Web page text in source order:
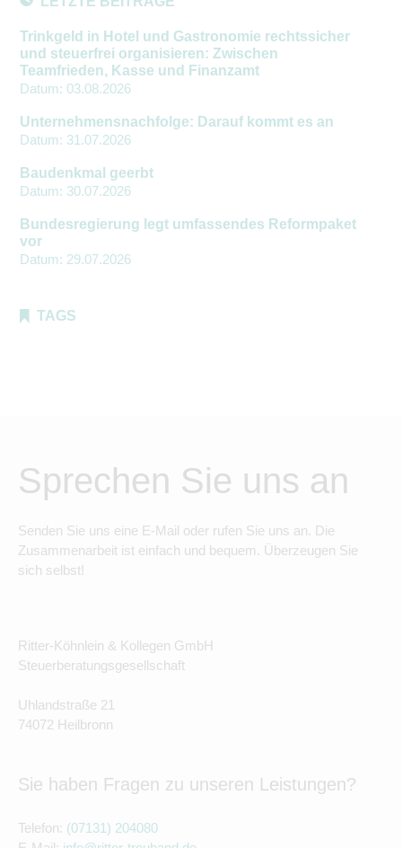
Trinkgeld in Hotel und Gastronomie rechtssicher
und steuerfrei organisieren: Zwischen
Teamfrieden, Kasse und Finanzamt
Datum: 03.08.2026
Unternehmensnachfolge: Darauf kommt es an
Datum: 31.07.2026
Baudenkmal geerbt
Datum: 30.07.2026
Bundesregierung legt umfassendes Reformpaket
vor
Datum: 29.07.2026
TAGS
Sprechen Sie uns an
Senden Sie uns eine E-Mail oder rufen Sie uns an. Die
Zusammenarbeit ist einfach und bequem. Überzeugen Sie
sich selbst!
Ritter-Köhnlein & Kollegen GmbH
Steuerberatungsgesellschaft
Uhlandstraße 21
74072 Heilbronn
Sie haben Fragen zu unseren Leistungen?
Telefon: (07131) 204080